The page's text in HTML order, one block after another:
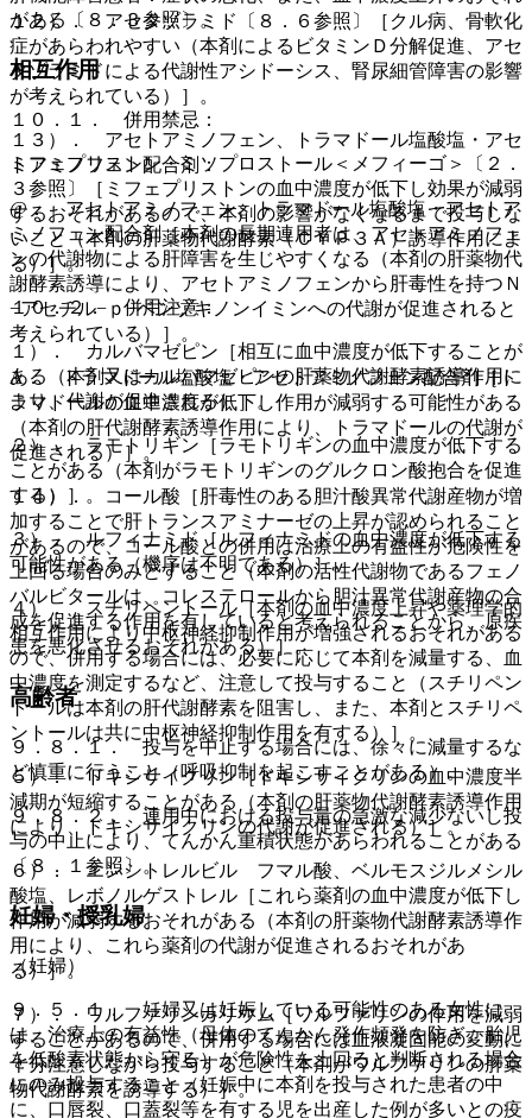
１２）． アセタゾラミド〔８．６参照〕［クル病、骨軟化
症があらわれやすい（本剤によるビタミンＤ分解促進、アセ
タゾラミドによる代謝性アシドーシス、腎尿細管障害の影響
が考えられている）］。
１３）． アセトアミノフェン、トラマドール塩酸塩・アセ
トアミノフェン配合剤：
@． アセトアミノフェン、トラマドール塩酸塩・アセトア
ミノフェン配合剤［本剤の長期連用者は、アセトアミノフェ
ンの代謝物による肝障害を生じやすくなる（本剤の肝薬物代
謝酵素誘導により、アセトアミノフェンから肝毒性を持つＮ
−アセチル−ｐ−ベンゾキノンイミンへの代謝が促進されると
考えられている）］。
A． トラマドール塩酸塩・アセトアミノフェン配合剤［ト
ラマドールの血中濃度が低下し作用が減弱する可能性がある
（本剤の肝代謝酵素誘導作用により、トラマドールの代謝が
促進される）］。
１４）． コール酸［肝毒性のある胆汁酸異常代謝産物が増
加することで肝トランスアミナーゼの上昇が認められること
があるので、コール酸との併用は治療上の有益性が危険性を
上回る場合のみとすること（本剤の活性代謝物であるフェノ
バルビタールは、コレステロールから胆汁異常代謝産物の合
成を促進する作用を有していると考えられることから、原疾
患を悪化させるおそれがある）］。
高齢者
９．８．１． 投与を中止する場合には、徐々に減量するな
ど慎重に行うこと（呼吸抑制を起こすことがある）。
９．８．２． 連用中における投与量の急激な減少ないし投
与の中止により、てんかん重積状態があらわれることがある
〔８．１参照〕。
妊婦・授乳婦
（妊婦）
９．５．１． 妊婦又は妊娠している可能性のある女性に
は、治療上の有益性（母体のてんかん発作頻発を防ぎ、胎児
を低酸素状態から守る）が危険性を上回ると判断される場合
にのみ投与すること（妊娠中に本剤を投与された患者の中
に、口唇裂、口蓋裂等を有する児を出産した例が多いとの疫
がある〔８．３参照〕。
相互作用
１０．１． 併用禁忌：
ミフェプリストン・ミソプロストール＜メフィーゴ＞〔２．
３参照〕［ミフェプリストンの血中濃度が低下し効果が減弱
するおそれがあるので、本剤の影響がなくなるまで投与しな
いこと（本剤の肝薬物代謝酵素（ＣＹＰ３Ａ）誘導作用によ
る）］。
１０．２． 併用注意：
１）． カルバマゼピン［相互に血中濃度が低下することが
ある（本剤又はカルバマゼピンの肝薬物代謝酵素誘導作用に
より、代謝が促進される）］。
２）． ラモトリギン［ラモトリギンの血中濃度が低下する
ことがある（本剤がラモトリギンのグルクロン酸抱合を促進
する）］。
３）． ルフィナミド［ルフィナミドの血中濃度が低下する
可能性がある（機序は不明である）］。
４）． スチリペントール［本剤の血中濃度上昇や薬理学的
相互作用により中枢神経抑制作用が増強されるおそれがある
ので、併用する場合には、必要に応じて本剤を減量する、血
中濃度を測定するなど、注意して投与すること（スチリペン
トールは本剤の肝代謝酵素を阻害し、また、本剤とスチリペ
ントールは共に中枢神経抑制作用を有する）］。
５）． ドキシサイクリン［ドキシサイクリンの血中濃度半
減期が短縮することがある（本剤の肝薬物代謝酵素誘導作用
により、ドキシサイクリンの代謝が促進される）］。
６）． エンシトレルビル フマル酸、ベルモスジルメシル
酸塩、レボノルゲストレル［これら薬剤の血中濃度が低下し
作用が減弱するおそれがある（本剤の肝薬物代謝酵素誘導作
用により、これら薬剤の代謝が促進されるおそれがあ
る）］。
７）． ワルファリンカリウム［ワルファリンの作用を減弱
することがあるので、併用する場合には血液凝固能の変動に
十分注意しながら投与すること（本剤がワルファリンの肝薬
物代謝酵素を誘導する）］。